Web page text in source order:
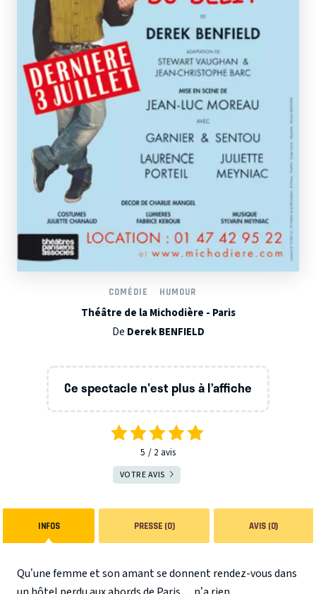
COMÉDIE HUMOUR
Théâtre de la Michodière - Paris
De Derek BENFIELD
Ce spectacle n'est plus à l’affiche
5 2 avis
VOTRE AVIS
INFOS PRESSE (0) AVIS (0)
Qu’une femme et son amant se donnent rendez-vous dans